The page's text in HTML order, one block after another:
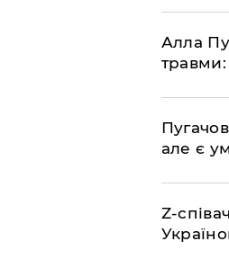
Алла
травми:
але є
​Z-